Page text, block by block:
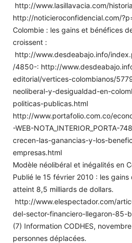
http://www.lasillavacia.com/
http://noticieroconfidencial.com/
Colombie : les gains et bénéfices
croissent :
http://www.desdeabajo.info/
/4850-: http://
editorial/vertices-colombianos/
neoliberal-y-desigualdad-en-
politicas-publicas.html
http://www.portafolio.com.co/
-WEB-NOTA_INTERIOR_PORTA-
crecen-las-ganancias-y-los-
empresas.html
Modèle néolibéral et inégalités en
Publié le 15 février 2010 : les
atteint 8,5 milliards de dollars.
http://www.elespectador.com/
del-sector-financiero-llegaron-85-
(7) Information CODHES,
personnes déplacées.